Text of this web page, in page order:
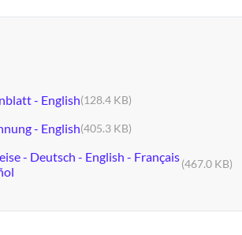
- English(128.4 KB)
- English(405.3 KB)
- Deutsch - English - Français(467.0 KB)